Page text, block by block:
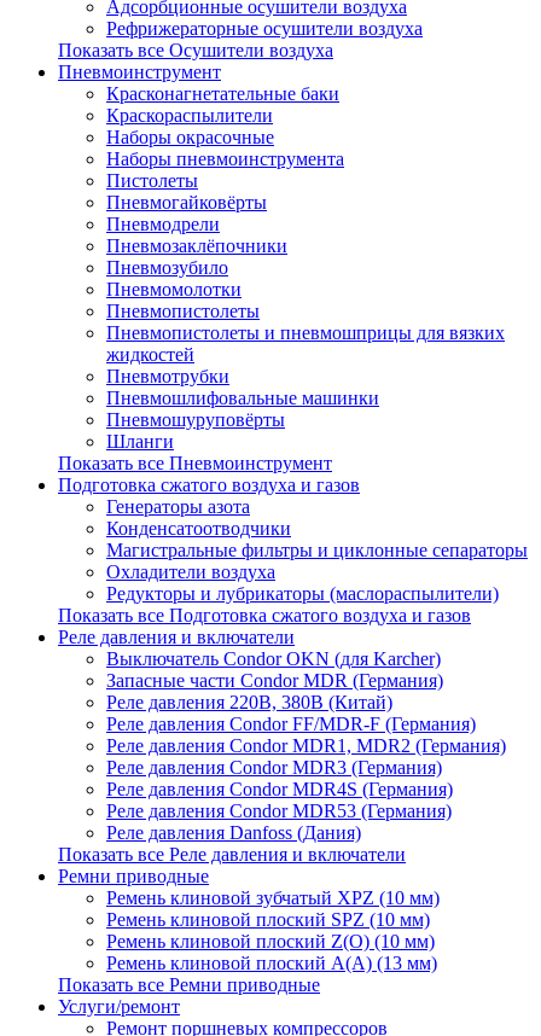
Адсорбционные осушители воздуха
Рефрижераторные осушители воздуха
Показать все Осушители воздуха
Пневмоинструмент
Красконагнетательные баки
Краскораспылители
Наборы окрасочные
Наборы пневмоинструмента
Пистолеты
Пневмогайковёрты
Пневмодрели
Пневмозаклёпочники
Пневмозубило
Пневмомолотки
Пневмопистолеты
Пневмопистолеты и пневмошприцы для вязких
жидкостей
Пневмотрубки
Пневмошлифовальные машинки
Пневмошуруповёрты
Шланги
Показать все Пневмоинструмент
Подготовка сжатого воздуха и газов
Генераторы азота
Конденсатоотводчики
Магистральные фильтры и циклонные сепараторы
Охладители воздуха
Редукторы и лубрикаторы (маслораспылители)
Показать все Подготовка сжатого воздуха и газов
Реле давления и включатели
Выключатель Condor OKN (для Karcher)
Запасные части Сondor MDR (Германия)
Реле давления 220В, 380В (Китай)
Реле давления Condor FF/MDR-F (Германия)
Реле давления Condor MDR1, MDR2 (Германия)
Реле давления Condor MDR3 (Германия)
Реле давления Condor MDR4S (Германия)
Реле давления Condor MDR53 (Германия)
Реле давления Danfoss (Дания)
Показать все Реле давления и включатели
Ремни приводные
Ремень клиновой зубчатый XPZ (10 мм)
Ремень клиновой плоский SPZ (10 мм)
Ремень клиновой плоский Z(О) (10 мм)
Ремень клиновой плоский А(А) (13 мм)
Показать все Ремни приводные
Услуги/ремонт
Ремонт поршневых компрессоров